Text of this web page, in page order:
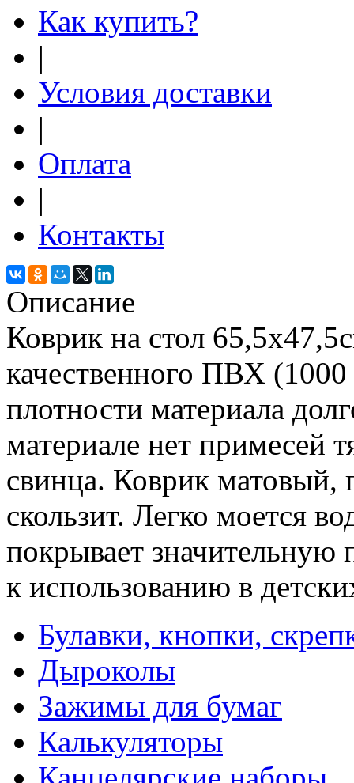
Как купить?
|
Условия доставки
|
Оплата
|
Контакты
Описание
Коврик на стол
качественного ПВХ
плотности материала
материале нет примесей
свинца. Коврик
скользит. Легко моется
покрывает значительную
к использованию в
Булавки, кнопки,
Дыроколы
Зажимы для бумаг
Калькуляторы